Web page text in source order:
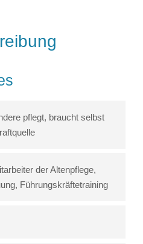
pflegt, braucht selbst
der Altenpflege,
Führungskräftetraining